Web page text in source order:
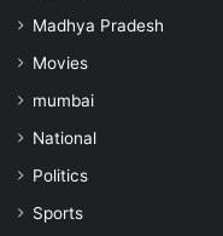
Madhya Pradesh
Movies
mumbai
National
Politics
Sports